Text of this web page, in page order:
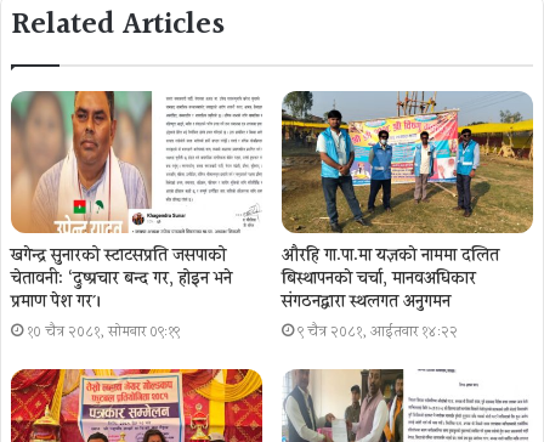
Related Articles
खगेन्द्र सुनारको स्टाटसप्रति जसपाको
चेतावनी: ‘दुष्प्रचार बन्द गर, होइन भने
प्रमाण पेश गर´।
१० चैत्र २०८१, सोमबार ०९:१९
औरहि गा.पा.मा यज्ञकाे नाममा दलित
बिस्थापनकाे चर्चा, मानवअधिकार
संगठनद्वारा स्थलगत अनुगमन
९ चैत्र २०८१, आईतवार १४:२२